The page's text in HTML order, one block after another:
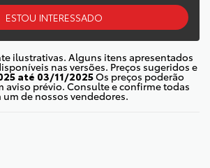
ESTOU INTERESSADO
ilustrativas. Alguns itens apresentados
nas versões. Preços sugeridos e
até 03/11/2025Os preços poderão
aviso prévio. Consulte e confirme todas
de nossos vendedores.